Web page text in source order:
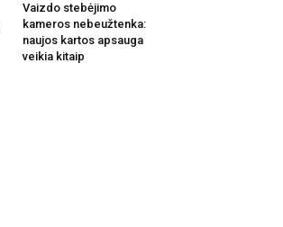
Vaizdo stebėjimo
kameros nebeužtenka:
naujos kartos apsauga
veikia kitaip